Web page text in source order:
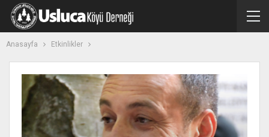
Anasayfa Etkinlikler